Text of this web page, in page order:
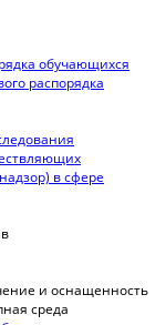
обучающихся
распорядка
в сфере
и оснащенность
среда